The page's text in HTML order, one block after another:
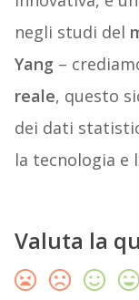
negli studi del
Yang –
reale, questo
dei dati
la tecnologia e
Valuta la